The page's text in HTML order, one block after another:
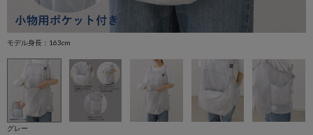
モデル身長：163cm
グレー